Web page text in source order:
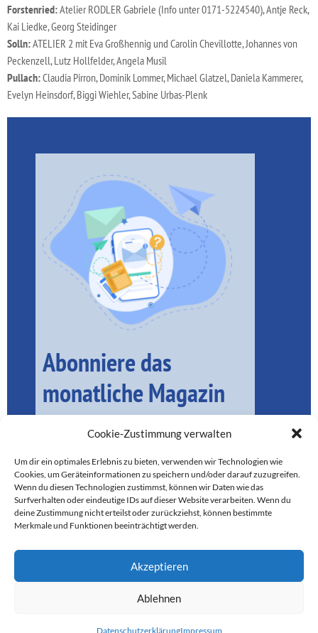
Cookie-Zustimmung verwalten
Um dir ein optimales Erlebnis zu bieten, verwenden wir Technologien wie
Cookies, um Geräteinformationen zu speichern und/oder darauf zuzugreifen.
Wenn du diesen Technologien zustimmst, können wir Daten wie das
Surfverhalten oder eindeutige IDs auf dieser Website verarbeiten. Wenn du
deine Zustimmung nicht erteilst oder zurückziehst, können bestimmte
Merkmale und Funktionen beeinträchtigt werden.
Akzeptieren
Ablehnen
DatenschutzerklärungImpressum
Forstenried:Atelier RODLER Gabriele (Info unter 0171-5224540), Antje Reck,
Kai Liedke, Georg Steidinger
Solln:ATELIER 2 mit Eva Großhennig und Carolin Chevillotte, Johannes von
Peckenzell, Lutz Hollfelder, Angela Musil
Pullach:Claudia Pirron, Dominik Lommer, Michael Glatzel, Daniela Kammerer,
Evelyn Heinsdorf, Biggi Wiehler, Sabine Urbas-Plenk
Abonniere das
monatliche Magazin
SEIT 2016 FÜR LOKALE BELANGE IM MÜNCHNER SÜDEN DA